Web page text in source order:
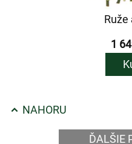
Ruže
1
NAHORU
ĎALŠIE